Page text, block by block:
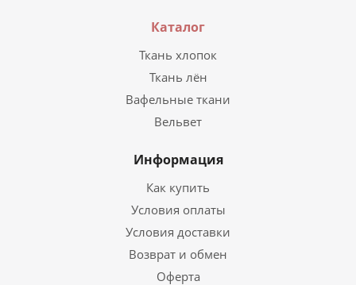
Каталог
Ткань хлопок
Ткань лён
Вафельные ткани
Вельвет
Информация
Как купить
Условия оплаты
Условия доставки
Возврат и обмен
Оферта